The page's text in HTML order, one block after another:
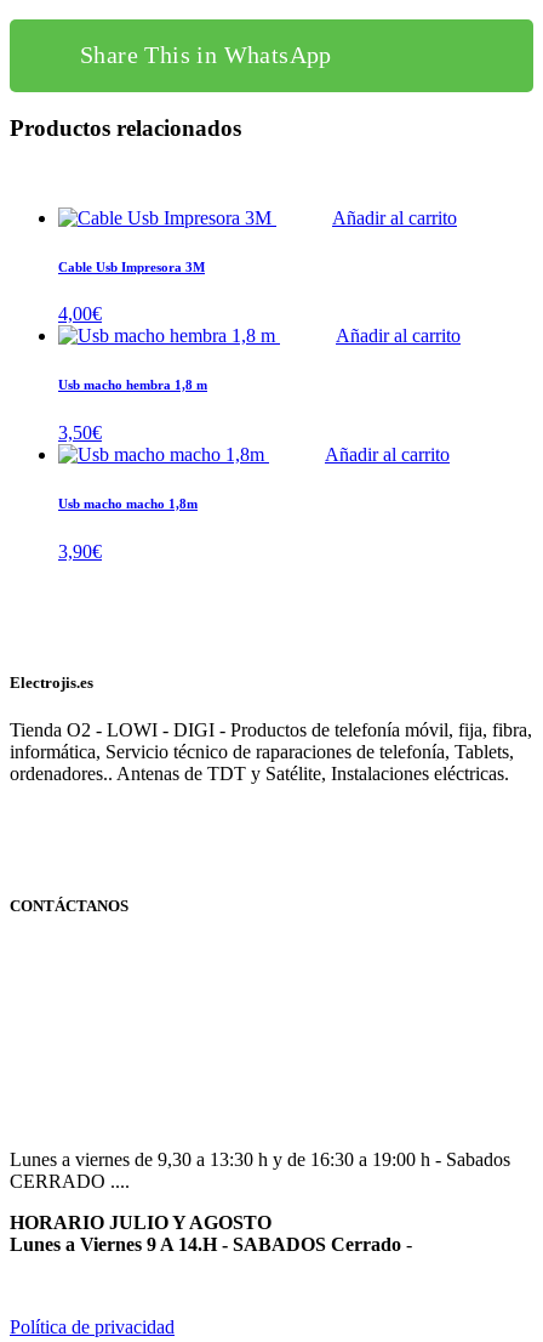
Share This in WhatsApp
Productos relacionados
Añadir al carrito
Cable Usb Impresora 3M
4,00€
Añadir al carrito
Usb macho hembra 1,8 m
3,50€
Añadir al carrito
Usb macho macho 1,8m
3,90€
Electrojis.es
Tienda O2 - LOWI - DIGI - Productos de telefonía móvil, fija, fibra,
informática, Servicio técnico de raparaciones de telefonía, Tablets,
ordenadores.. Antenas de TDT y Satélite, Instalaciones eléctricas.
CONTÁCTANOS
Lunes a viernes de 9,30 a 13:30 h y de 16:30 a 19:00 h - Sabados
CERRADO ....
HORARIO JULIO Y AGOSTO
Lunes a Viernes 9 A 14.H - SABADOS Cerrado -
Política de privacidad